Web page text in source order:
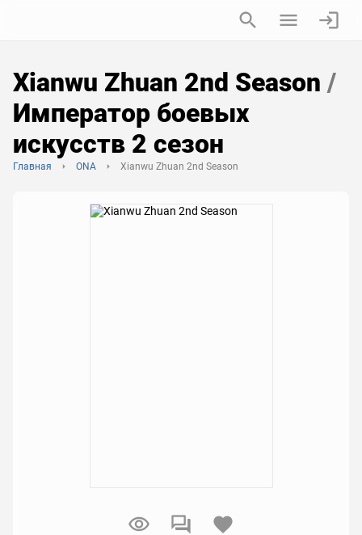
Xianwu Zhuan 2nd Season /
Император боевых
искусств 2 сезон
Главная ONA Xianwu Zhuan 2nd Season